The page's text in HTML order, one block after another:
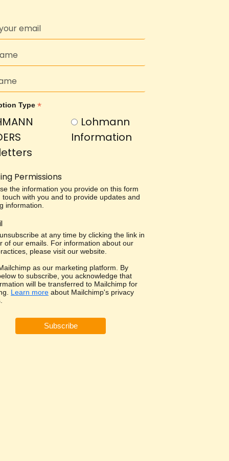
Type *
Lohmann
Information
Permissions
the information you provide on this form
touch with you and to provide updates and
information.
at any time by clicking the link in
of our emails. For information about our
please visit our website.
as our marketing platform. By
to subscribe, you acknowledge that
will be transferred to Mailchimp for
Learn more about Mailchimp's privacy